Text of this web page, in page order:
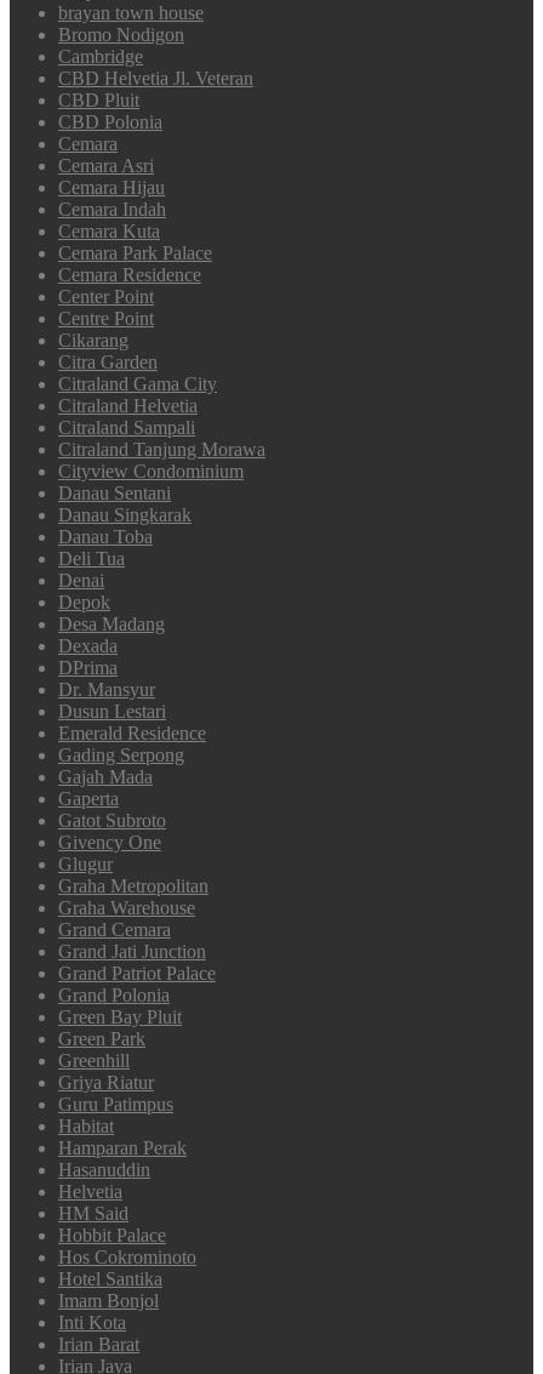
brayan town house
Bromo Nodigon
Cambridge
CBD Helvetia Jl. Veteran
CBD Pluit
CBD Polonia
Cemara
Cemara Asri
Cemara Hijau
Cemara Indah
Cemara Kuta
Cemara Park Palace
Cemara Residence
Center Point
Centre Point
Cikarang
Citra Garden
Citraland Gama City
Citraland Helvetia
Citraland Sampali
Citraland Tanjung Morawa
Cityview Condominium
Danau Sentani
Danau Singkarak
Danau Toba
Deli Tua
Denai
Depok
Desa Madang
Dexada
DPrima
Dr. Mansyur
Dusun Lestari
Emerald Residence
Gading Serpong
Gajah Mada
Gaperta
Gatot Subroto
Givency One
Glugur
Graha Metropolitan
Graha Warehouse
Grand Cemara
Grand Jati Junction
Grand Patriot Palace
Grand Polonia
Green Bay Pluit
Green Park
Greenhill
Griya Riatur
Guru Patimpus
Habitat
Hamparan Perak
Hasanuddin
Helvetia
HM Said
Hobbit Palace
Hos Cokrominoto
Hotel Santika
Imam Bonjol
Inti Kota
Irian Barat
Irian Jaya